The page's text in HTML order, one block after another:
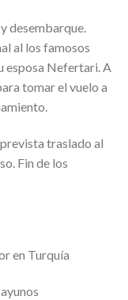
desembarque.
al los famosos
esposa Nefertari. A
tomar el vuelo a
traslado al
Fin de los
en Turquía